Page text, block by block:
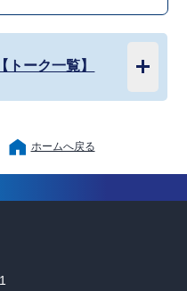
ーク一覧】
ホームへ戻る